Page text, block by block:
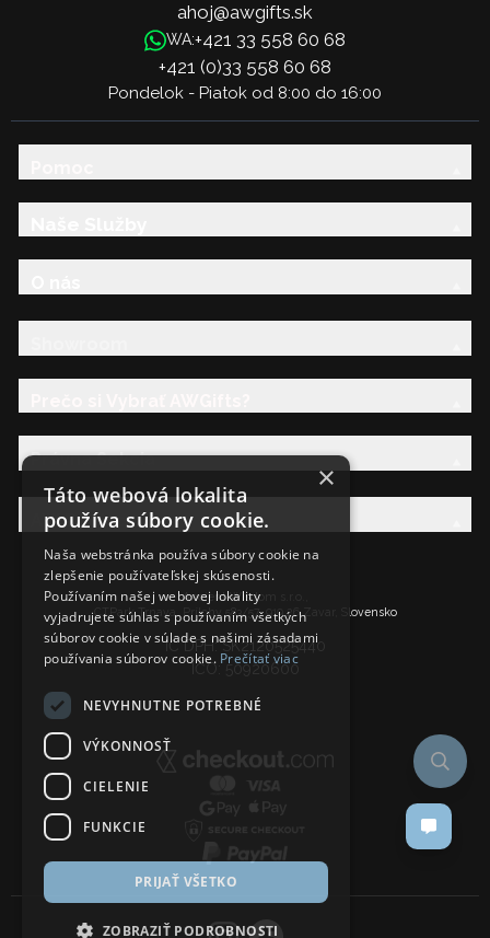
ahoj@awgifts.sk
WA:+421 33 558 60 68
+421 (0)33 558 60 68
Pondelok - Piatok od 8:00 do 16:00
Právna Sekcia
AW Rodina
Ancient Wisdom s.r.o.,
CTPark Trnava, Prílohy 583/57, 919 26 Zavar, Slovensko
IČ DPH: SK2120525440
IČO: 50920600
×
Táto webová lokalita
používa súbory cookie.
Naša webstránka používa súbory cookie na
zlepšenie používateľskej skúsenosti.
Používaním našej webovej lokality
vyjadrujete súhlas s používaním všetkých
súborov cookie v súlade s našimi zásadami
používania súborov cookie. Prečítať viac
NEVYHNUTNE POTREBNÉ
VÝKONNOSŤ
CIELENIE
FUNKCIE
PRIJAŤ VŠETKO
ZOBRAZIŤ PODROBNOSTI